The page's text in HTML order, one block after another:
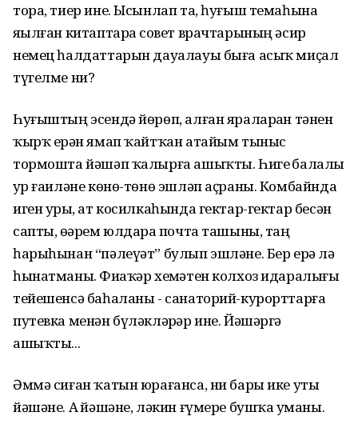
тора, тиер ине. Ысынлап та, һуғыш темаһына
яҙылған китаптарҙа совет врачтарының әсир
немец һалдаттарын дауалауы быға асыҡ миҫал
түгелме ни?
Һуғыштың эсендә йөрөп, алған яраларҙан тәнен
ҡырҡ ерҙән ямап ҡайтҡан атайым тыныс
тормошта йәшәп ҡалырға ашыҡты. Һигеҙ балалы
ҙур ғаиләне көнө-төнө эшләп аҫраны. Комбайнда
иген урҙы, ат косилкаһында гектар-гектар бесән
сапты, өҙәрем юлдарҙа почта ташыны, таң
һарыһынан “пәлеүәт” булып эшләне. Бер ерҙә лә
һынатманы. Фиҙаҡәр хеҙмәтен колхоз идаралығы
тейешенсә баһаланы - санаторий-курорттарға
путевка менән бүләкләрҙәр ине. Йәшәргә
ашыҡты...
Әммә сиған ҡатын юрағанса, ни бары ике утыҙ
йәшәне. Аҙ йәшәне, ләкин ғүмере бушҡа уҙманы.